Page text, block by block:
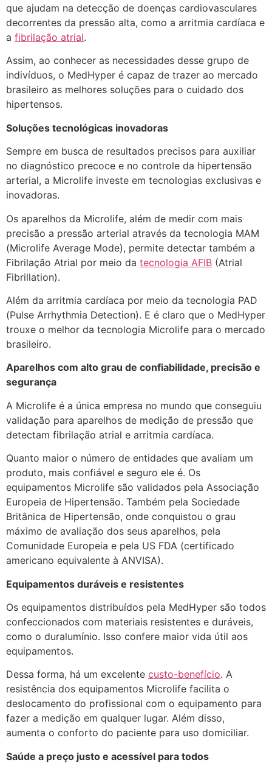
que ajudam na detecção de doenças cardiovasculares
decorrentes da pressão alta, como a arritmia cardíaca e
a fibrilação atrial.
Assim, ao conhecer as necessidades desse grupo de
indivíduos, o MedHyper é capaz de trazer ao mercado
brasileiro as melhores soluções para o cuidado dos
hipertensos.
Soluções tecnológicas inovadoras
Sempre em busca de resultados precisos para auxiliar
no diagnóstico precoce e no controle da hipertensão
arterial, a Microlife investe em tecnologias exclusivas e
inovadoras.
Os aparelhos da Microlife, além de medir com mais
precisão a pressão arterial através da tecnologia MAM
(Microlife Average Mode), permite detectar também a
Fibrilação Atrial por meio da tecnologia AFIB (Atrial
Fibrillation).
Além da arritmia cardíaca por meio da tecnologia PAD
(Pulse Arrhythmia Detection). E é claro que o MedHyper
trouxe o melhor da tecnologia Microlife para o mercado
brasileiro.
Aparelhos com alto grau de confiabilidade, precisão e
segurança
A Microlife é a única empresa no mundo que conseguiu
validação para aparelhos de medição de pressão que
detectam fibrilação atrial e arritmia cardíaca.
Quanto maior o número de entidades que avaliam um
produto, mais confiável e seguro ele é. Os
equipamentos Microlife são validados pela Associação
Europeia de Hipertensão. Também pela Sociedade
Britânica de Hipertensão, onde conquistou o grau
máximo de avaliação dos seus aparelhos, pela
Comunidade Europeia e pela US FDA (certificado
americano equivalente à ANVISA).
Equipamentos duráveis e resistentes
Os equipamentos distribuídos pela MedHyper são todos
confeccionados com materiais resistentes e duráveis,
como o duralumínio. Isso confere maior vida útil aos
equipamentos.
Dessa forma, há um excelente custo-benefício. A
resistência dos equipamentos Microlife facilita o
deslocamento do profissional com o equipamento para
fazer a medição em qualquer lugar. Além disso,
aumenta o conforto do paciente para uso domiciliar.
Saúde a preço justo e acessível para todos